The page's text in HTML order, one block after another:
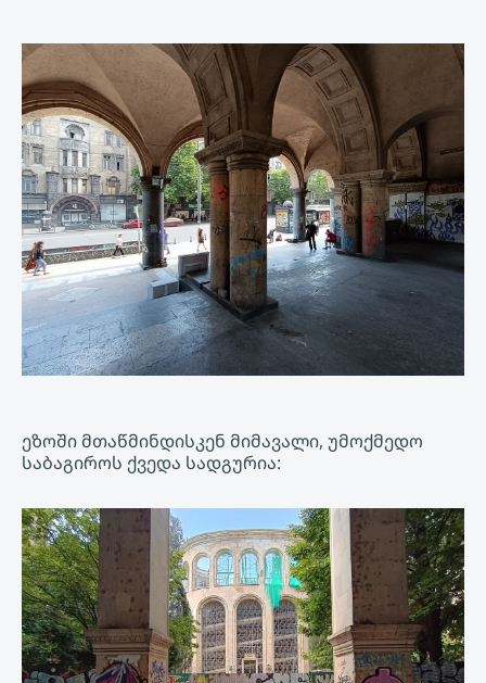
ეზოში მთაწმინდისკენ მიმავალი, უმოქმედო
საბაგიროს ქვედა სადგურია: